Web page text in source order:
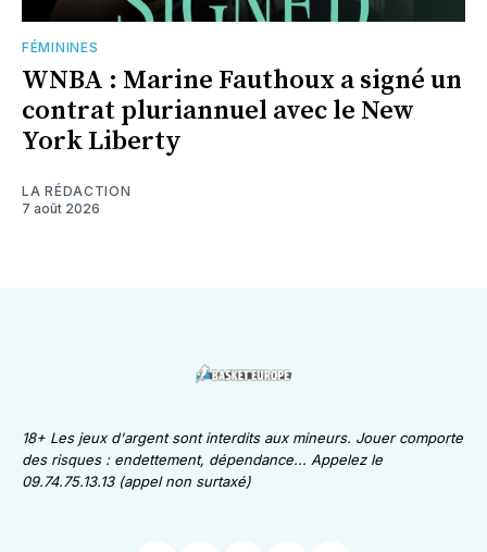
FÉMININES
WNBA : Marine Fauthoux a signé un
contrat pluriannuel avec le New
York Liberty
LA RÉDACTION
7 août 2026
18+ Les jeux d'argent sont interdits aux mineurs. Jouer comporte
des risques : endettement, dépendance... Appelez le
09.74.75.13.13 (appel non surtaxé)